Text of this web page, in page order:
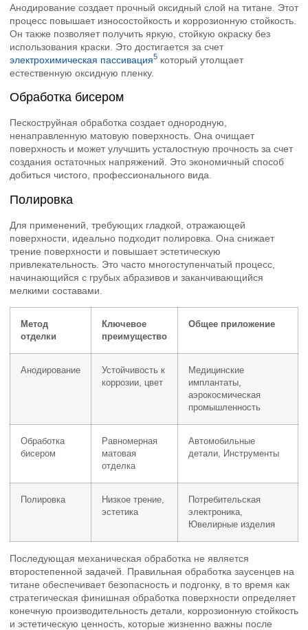
Анодирование создает прочный оксидный слой на титане. Этот
процесс повышает износостойкость и коррозионную стойкость.
Он также позволяет получить яркую, стойкую окраску без
использования краски. Это достигается за счет
электрохимическая пассивация5 который утолщает
естественную оксидную пленку.
Обработка бисером
Пескоструйная обработка создает однородную,
ненаправленную матовую поверхность. Она очищает
поверхность и может улучшить усталостную прочность за счет
создания остаточных напряжений. Это экономичный способ
добиться чистого, профессионального вида.
Полировка
Для применений, требующих гладкой, отражающей
поверхности, идеально подходит полировка. Она снижает
трение поверхности и повышает эстетическую
привлекательность. Это часто многоступенчатый процесс,
начинающийся с грубых абразивов и заканчивающийся
мелкими составами.
Метод
отделки
Ключевое
преимущество
Общее приложение
Анодирование
Устойчивость к
коррозии, цвет
Медицинские
имплантаты,
аэрокосмическая
промышленность
Обработка
бисером
Равномерная
матовая
отделка
Автомобильные
детали, Инструменты
Полировка
Низкое трение,
эстетика
Потребительская
электроника,
Ювелирные изделия
Последующая механическая обработка не является
второстепенной задачей. Правильная обработка заусенцев на
титане обеспечивает безопасность и подгонку, в то время как
стратегическая финишная обработка поверхности определяет
конечную производительность детали, коррозионную стойкость
и эстетическую ценность, которые жизненно важны после